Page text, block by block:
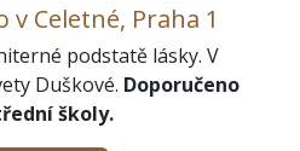
v Celetné, Praha 1
podstatě lásky. V
Duškové. Doporučeno
školy.